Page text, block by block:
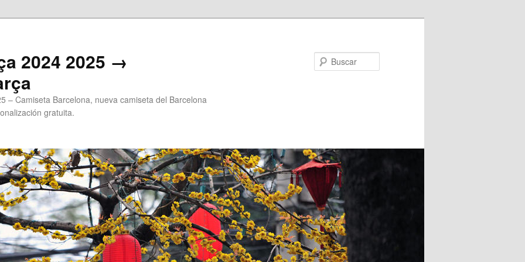
2024 2025 →
– Camiseta Barcelona, nueva camiseta del Barcelona
gratuita.